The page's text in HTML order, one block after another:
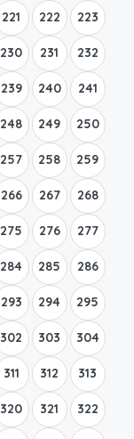
221 222 223
230 231 232
239 240 241
248 249 250
257 258 259
266 267 268
275 276 277
284 285 286
293 294 295
302 303 304
311 312 313
320 321 322